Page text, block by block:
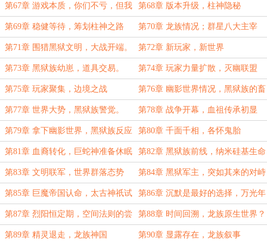
第67章 游戏本质，你们不亏，但我
血赚！
第68章 版本升级，柱神隐秘
第69章 稳健等待，筹划柱神之路 第70章 龙族情况；群星八大主宰
第71章 围猎黑狱文明，大战开端。 第72章 新玩家，新世界
第73章 黑狱族幼崽，道具交易。 第74章 玩家力量扩散，灭幽联盟
第75章 玩家聚集，边境之战 第76章 幽影世界情况，黑狱族的畜
牧场
第77章 世界大势，黑狱族警觉。 第78章 战争开幕，血祖传承初显
第79章 拿下幽影世界，黑狱族反应 第80章 千面千相，各怀鬼胎
第81章 血裔转化，巨蛇神准备休眠 第82章 黑狱族前线，纳米硅基生命
第83章 文明联军，世界群落态势 第84章 黑狱军主，突如其来的对峙
第85章 巨魔帝国认命，太古神祇试
验
第86章 沉默是最好的选择，万光年
之内毁灭一切
第87章 烈阳恒定期，空间法则的尝
试
第88章 时间回溯，龙族原生世界？
第89章 精灵退走，龙族神国 第90章 显露存在，龙族叙事